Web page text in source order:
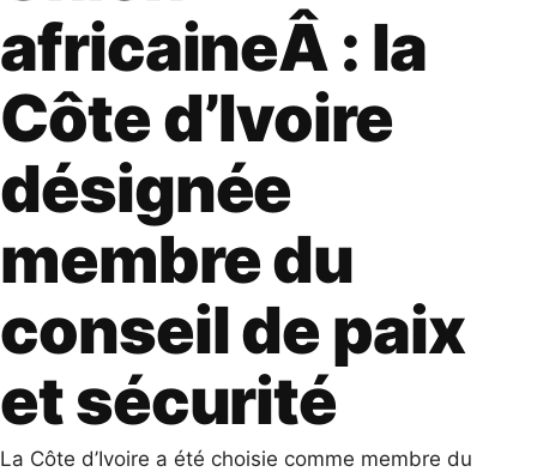
africaineÂ : la
Côte d’Ivoire
désignée
membre du
conseil de paix
et sécurité
La Côte d’Ivoire a été choisie comme membre du